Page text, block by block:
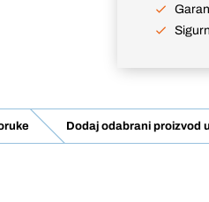
Dodaj odabrani proizvod